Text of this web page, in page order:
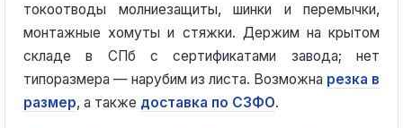
токоотводы молниезащиты, шинки и перемычки,
монтажные хомуты и стяжки. Держим на крытом
складе в СПб с сертификатами завода; нет
типоразмера — нарубим из листа. Возможна резка в
размер, а также доставка по СЗФО.